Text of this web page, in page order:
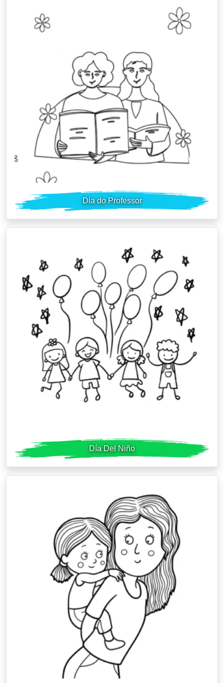
Dia do Professor
Día Del Niño